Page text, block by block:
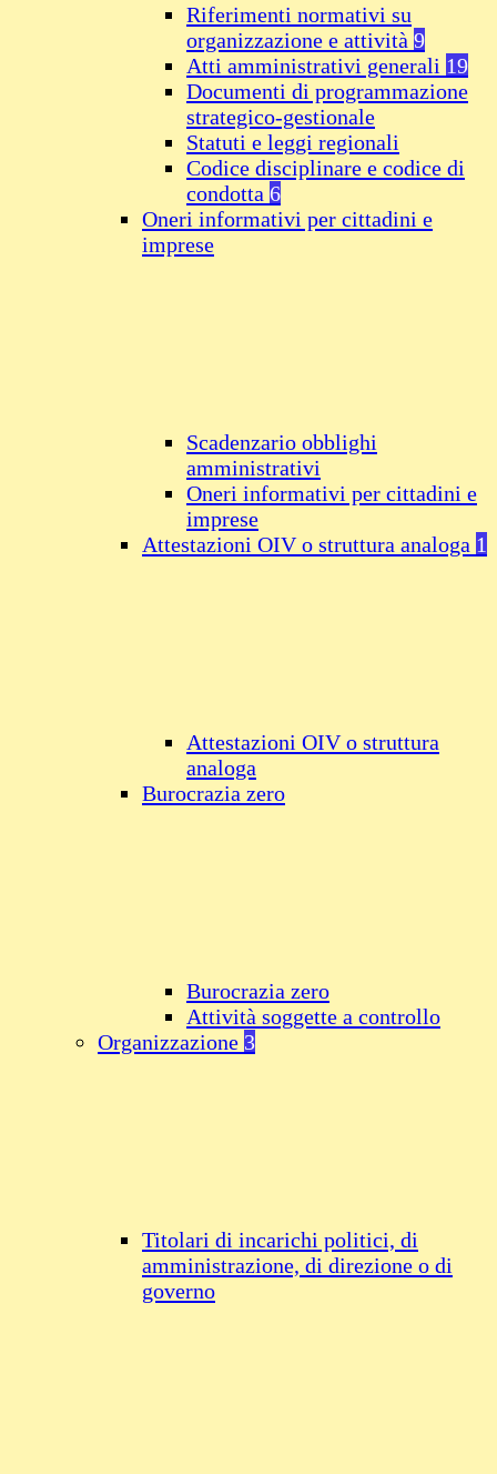
Riferimenti normativi su
organizzazione e attività 9
Atti amministrativi generali 19
Documenti di programmazione
strategico-gestionale
Statuti e leggi regionali
Codice disciplinare e codice di
condotta 6
Oneri informativi per cittadini e
imprese
Scadenzario obblighi
amministrativi
Oneri informativi per cittadini e
imprese
Attestazioni OIV o struttura analoga 1
Attestazioni OIV o struttura
analoga
Burocrazia zero
Burocrazia zero
Attività soggette a controllo
Organizzazione 3
Titolari di incarichi politici, di
amministrazione, di direzione o di
governo